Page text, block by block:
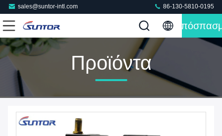
sales@suntor-intl.com 86-130-5810-0195
Προϊόντα